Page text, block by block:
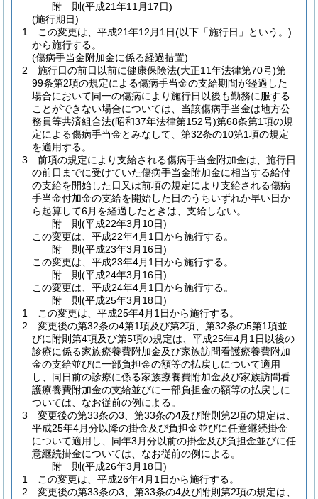
附 則(平成21年11月17日)
(施行期日)
1
この変更は、平成21年12月1日(以下「施行日」という。)
から施行する。
(傷病手当金附加金に係る経過措置)
2
施行日の前日以前に健康保険法(大正11年法律第70号)第
99条第2項の規定による傷病手当金の支給期間が経過した
場合において同一の傷病により施行日以後も勤務に服する
ことができない場合については、当該傷病手当金は地方公
務員等共済組合法(昭和37年法律第152号)第68条第1項の規
定による傷病手当金とみなして、第32条の10第1項の規定
を適用する。
3
前項の規定により支給される傷病手当金附加金は、施行日
の前日までに受けていた傷病手当金附加金に相当する給付
の支給を開始した日又は前項の規定により支給される傷病
手当金付加金の支給を開始した日のうちいずれか早い日か
ら起算して6月を経過したときは、支給しない。
附 則(平成22年3月10日)
この変更は、平成22年4月1日から施行する。
附 則(平成23年3月16日)
この変更は、平成23年4月1日から施行する。
附 則(平成24年3月16日)
この変更は、平成24年4月1日から施行する。
附 則(平成25年3月18日)
1
この変更は、平成25年4月1日から施行する。
2
変更後の第32条の4第1項及び第2項、第32条の5第1項並
びに附則第4項及び第5項の規定は、平成25年4月1日以後の
診療に係る家族療養費附加金及び家族訪問看護療養費附加
金の支給並びに一部負担金の額等の払戻しについて適用
し、同日前の診療に係る家族療養費附加金及び家族訪問看
護療養費附加金の支給並びに一部負担金の額等の払戻しに
ついては、なお従前の例による。
3
変更後の第33条の3、第33条の4及び附則第2項の規定は、
平成25年4月分以降の掛金及び負担金並びに任意継続掛金
について適用し、同年3月分以前の掛金及び負担金並びに任
意継続掛金については、なお従前の例による。
附 則(平成26年3月18日)
1
この変更は、平成26年4月1日から施行する。
2
変更後の第33条の3、第33条の4及び附則第2項の規定は、